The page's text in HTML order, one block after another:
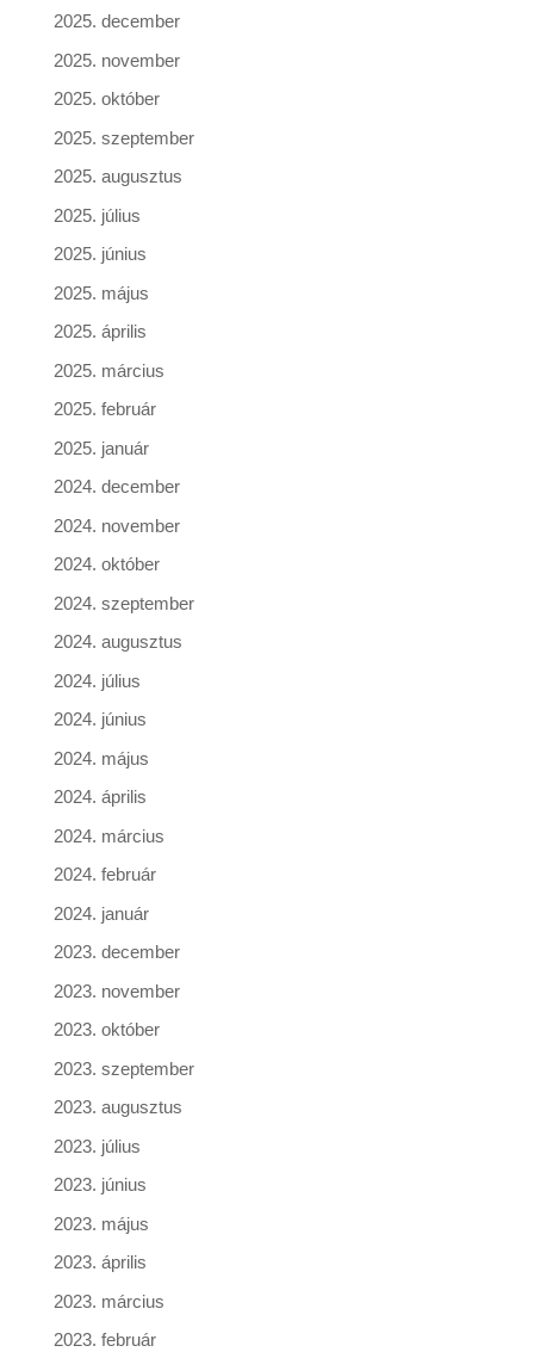
2025. december
2025. november
2025. október
2025. szeptember
2025. augusztus
2025. július
2025. június
2025. május
2025. április
2025. március
2025. február
2025. január
2024. december
2024. november
2024. október
2024. szeptember
2024. augusztus
2024. július
2024. június
2024. május
2024. április
2024. március
2024. február
2024. január
2023. december
2023. november
2023. október
2023. szeptember
2023. augusztus
2023. július
2023. június
2023. május
2023. április
2023. március
2023. február